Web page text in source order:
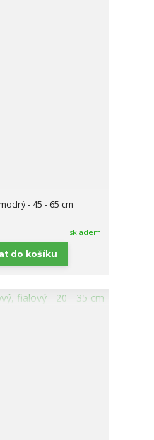
- 45 - 65 cm
skladem
do košíku